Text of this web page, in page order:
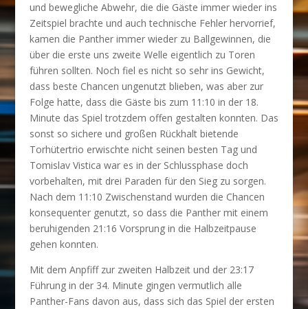
und bewegliche Abwehr, die die Gäste immer wieder ins
Zeitspiel brachte und auch technische Fehler hervorrief,
kamen die Panther immer wieder zu Ballgewinnen, die
über die erste uns zweite Welle eigentlich zu Toren
führen sollten. Noch fiel es nicht so sehr ins Gewicht,
dass beste Chancen ungenutzt blieben, was aber zur
Folge hatte, dass die Gäste bis zum 11:10 in der 18.
Minute das Spiel trotzdem offen gestalten konnten. Das
sonst so sichere und großen Rückhalt bietende
Torhütertrio erwischte nicht seinen besten Tag und
Tomislav Vistica war es in der Schlussphase doch
vorbehalten, mit drei Paraden für den Sieg zu sorgen.
Nach dem 11:10 Zwischenstand wurden die Chancen
konsequenter genutzt, so dass die Panther mit einem
beruhigenden 21:16 Vorsprung in die Halbzeitpause
gehen konnten.
Mit dem Anpfiff zur zweiten Halbzeit und der 23:17
Führung in der 34. Minute gingen vermutlich alle
Panther-Fans davon aus, dass sich das Spiel der ersten